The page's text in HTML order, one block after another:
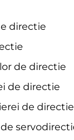
directie
de directie
de directie
de directie